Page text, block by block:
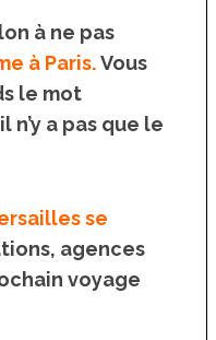
à ne pas
à Paris.Vous
le mot
a pas que le
se
agences
voyage
des activités et
insolites sur
l’île d’Oléron